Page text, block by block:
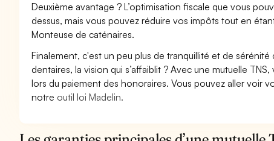
Deuxième avantage ? L’optimisation fiscale que vous
dessus, mais vous pouvez réduire vos impôts tout en
Monteuse de caténaires.
Finalement, c'est un peu plus de tranquillité et de
dentaires, la vision qui s’affaiblit ? Avec une mutuelle
lors du paiement des honoraires. Vous pouvez aller voir
notre outil loi Madelin.